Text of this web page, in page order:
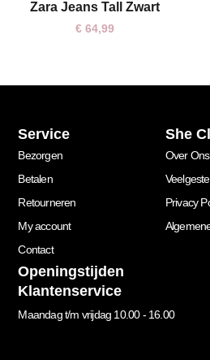
XS S M L
Zara Jeans Tall Zwart
€64,99
Service
Bezorgen
Betalen
Retourneren
My account
Contact
She
Over Ons
Privacy
Openingstijden
Klantenservice
Maandag t/m vrijdag 10.00 - 16.00